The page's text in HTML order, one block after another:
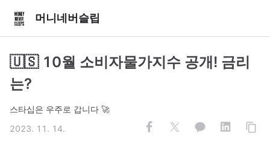
머니네버슬립
🇺🇸 10월 소비자물가지수 공개! 금리
는?
스타십은 우주로 갑니다 🚀
2023. 11. 14.